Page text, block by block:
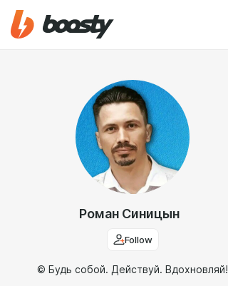
Роман Синицын
Follow
© Будь собой. Действуй. Вдохновляй!